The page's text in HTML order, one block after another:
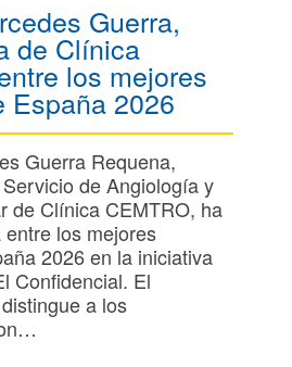
Guerra,
de Clínica
los mejores
España 2026
Guerra Requena,
de Angiología y
de Clínica CEMTRO, ha
los mejores
2026 en la iniciativa
Confidencial. El
a los